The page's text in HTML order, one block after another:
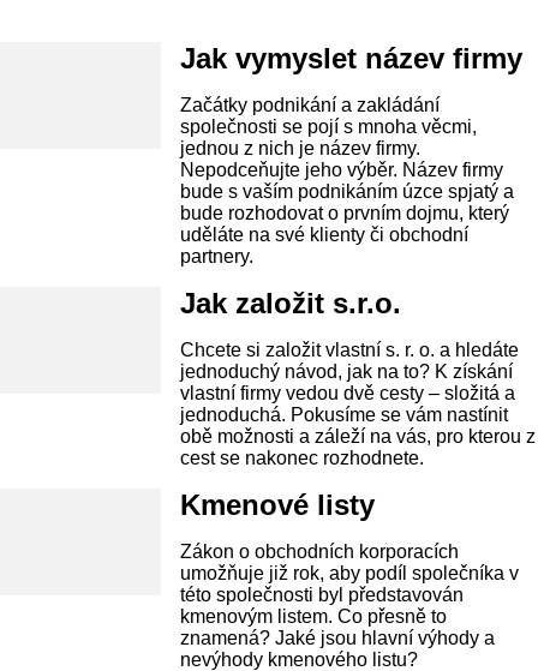
Jak vymyslet název firmy
Začátky podnikání a zakládání
společnosti se pojí s mnoha věcmi,
jednou z nich je název firmy.
Nepodceňujte jeho výběr. Název firmy
bude s vaším podnikáním úzce spjatý a
bude rozhodovat o prvním dojmu, který
uděláte na své klienty či obchodní
partnery.
Jak založit s.r.o.
Chcete si založit vlastní s. r. o. a hledáte
jednoduchý návod, jak na to? K získání
vlastní firmy vedou dvě cesty – složitá a
jednoduchá. Pokusíme se vám nastínit
obě možnosti a záleží na vás, pro kterou z
cest se nakonec rozhodnete.
Kmenové listy
Zákon o obchodních korporacích
umožňuje již rok, aby podíl společníka v
této společnosti byl představován
kmenovým listem. Co přesně to
znamená? Jaké jsou hlavní výhody a
nevýhody kmenového listu?